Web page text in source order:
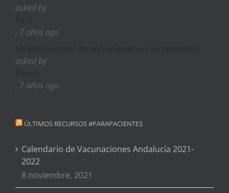
asked by
, 7 años ago
asked by
, 7 años ago
ÚLTIMOS RECURSOS #PARAPACIENTES
Calendario de Vacunaciones Andalucía 2021-
2022
8 noviembre, 2021